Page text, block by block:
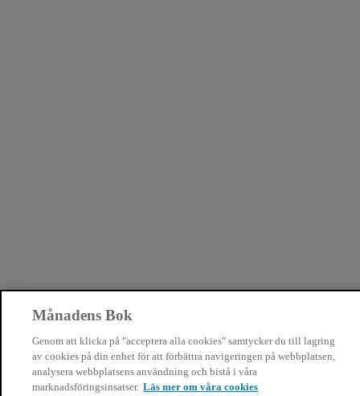
Månadens Bok
Genom att klicka på "acceptera alla cookies" samtycker du till lagring
av cookies på din enhet för att förbättra navigeringen på webbplatsen,
analysera webbplatsens användning och bistå i våra
marknadsföringsinsatser. Läs mer om våra cookies